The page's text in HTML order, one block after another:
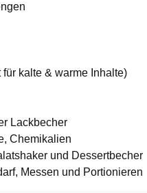
kalte & warme Inhalte)
Lackbecher
Chemikalien
und Dessertbecher
Messen und Portionieren